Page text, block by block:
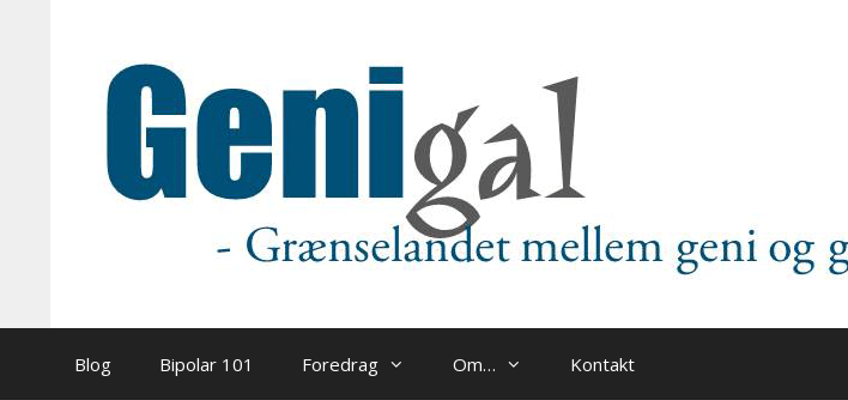
Blog Bipolar 101 Foredrag Om… Kontakt